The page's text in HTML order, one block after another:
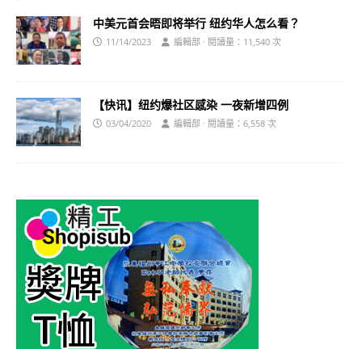
中美元首会晤即将举行 纽约华人怎么看？
11/14/2023 編輯部 · 閱讀量：11,540 次
【快讯】纽约爆社区感染 一夜新增四例
03/04/2020 編輯部 · 閱讀量：6,558 次